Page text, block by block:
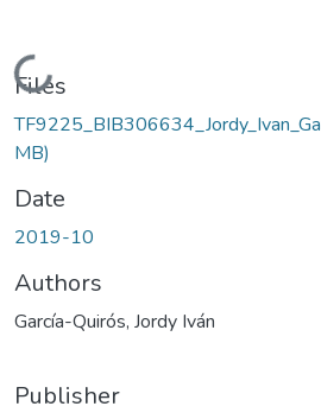
Loading...
Files
MB)
Date
2019-10
Authors
García-Quirós, Jordy Iván
Publisher